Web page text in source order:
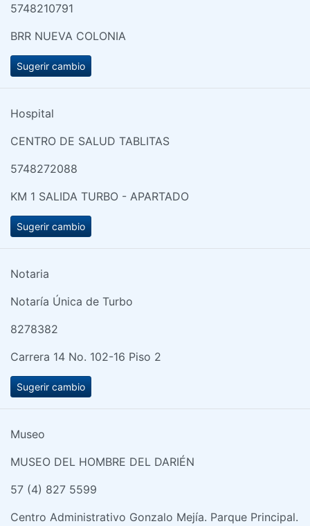
5748210791
BRR NUEVA COLONIA
Sugerir cambio
Hospital
CENTRO DE SALUD TABLITAS
5748272088
KM 1 SALIDA TURBO - APARTADO
Sugerir cambio
Notaria
Notaría Única de Turbo
8278382
Carrera 14 No. 102-16 Piso 2
Sugerir cambio
Museo
MUSEO DEL HOMBRE DEL DARIÉN
57 (4) 827 5599
Centro Administrativo Gonzalo Mejía. Parque Principal.